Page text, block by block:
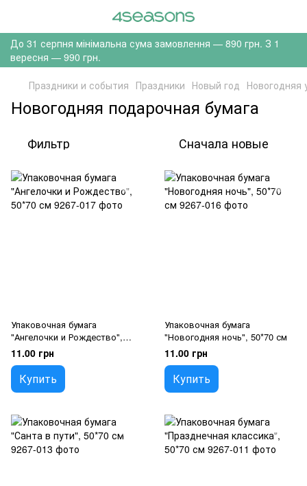
До 31 серпня мінімальна сума замовлення — 890 грн. З 1
вересня — 990 грн.
Праздники и события Праздники Новый год Новогодняя
Новогодняя подарочная бумага
Фильтр Сначала новые
Упаковочная бумага
"Ангелочки и Рождество",
50*70 см
11.00 грн
Купить
Упаковочная бумага
"Новогодняя ночь", 50*70 см
11.00 грн
Купить